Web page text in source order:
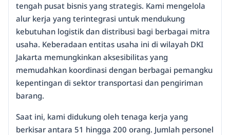
tengah pusat bisnis yang strategis. Kami mengelola
alur kerja yang terintegrasi untuk mendukung
kebutuhan logistik dan distribusi bagi berbagai mitra
usaha. Keberadaan entitas usaha ini di wilayah DKI
Jakarta memungkinkan aksesibilitas yang
memudahkan koordinasi dengan berbagai pemangku
kepentingan di sektor transportasi dan pengiriman
barang.
Saat ini, kami didukung oleh tenaga kerja yang
berkisar antara 51 hingga 200 orang. Jumlah personel